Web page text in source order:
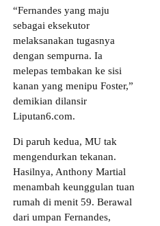
“Fernandes yang maju
sebagai eksekutor
melaksanakan tugasnya
dengan sempurna. Ia
melepas tembakan ke sisi
kanan yang menipu Foster,”
demikian dilansir
Liputan6.com.
Di paruh kedua, MU tak
mengendurkan tekanan.
Hasilnya, Anthony Martial
menambah keunggulan tuan
rumah di menit 59. Berawal
dari umpan Fernandes,